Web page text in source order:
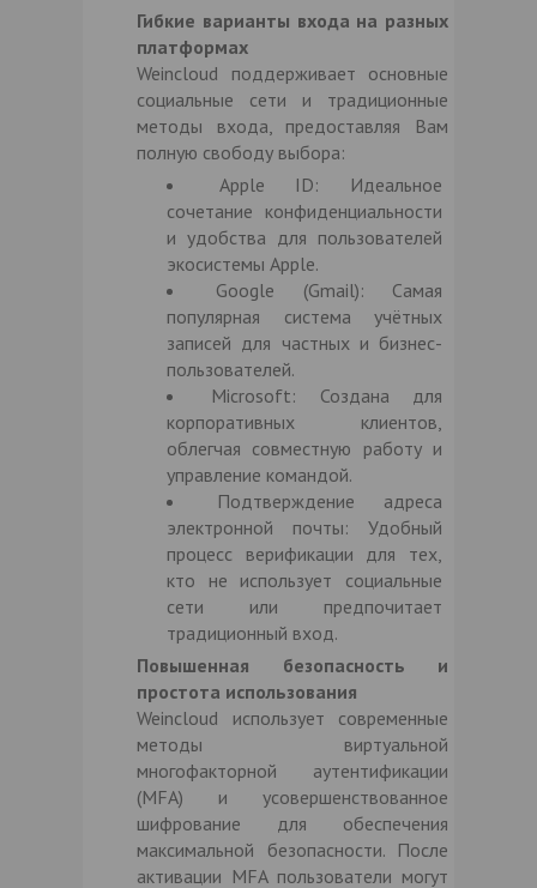
Гибкие варианты входа на разных
платформах
Weincloud поддерживает основные
социальные сети и традиционные
методы входа, предоставляя Вам
полную свободу выбора:
Apple ID: Идеальное
сочетание конфиденциальности
и удобства для пользователей
экосистемы Apple.
Google (Gmail): Самая
популярная система учётных
записей для частных и бизнес-
пользователей.
Microsoft: Создана для
корпоративных клиентов,
облегчая совместную работу и
управление командой.
Подтверждение адреса
электронной почты: Удобный
процесс верификации для тех,
кто не использует социальные
сети или предпочитает
традиционный вход.
Повышенная безопасность и
простота использования
Weincloud использует современные
методы виртуальной
многофакторной аутентификации
(MFA) и усовершенствованное
шифрование для обеспечения
максимальной безопасности. После
активации MFA пользователи могут